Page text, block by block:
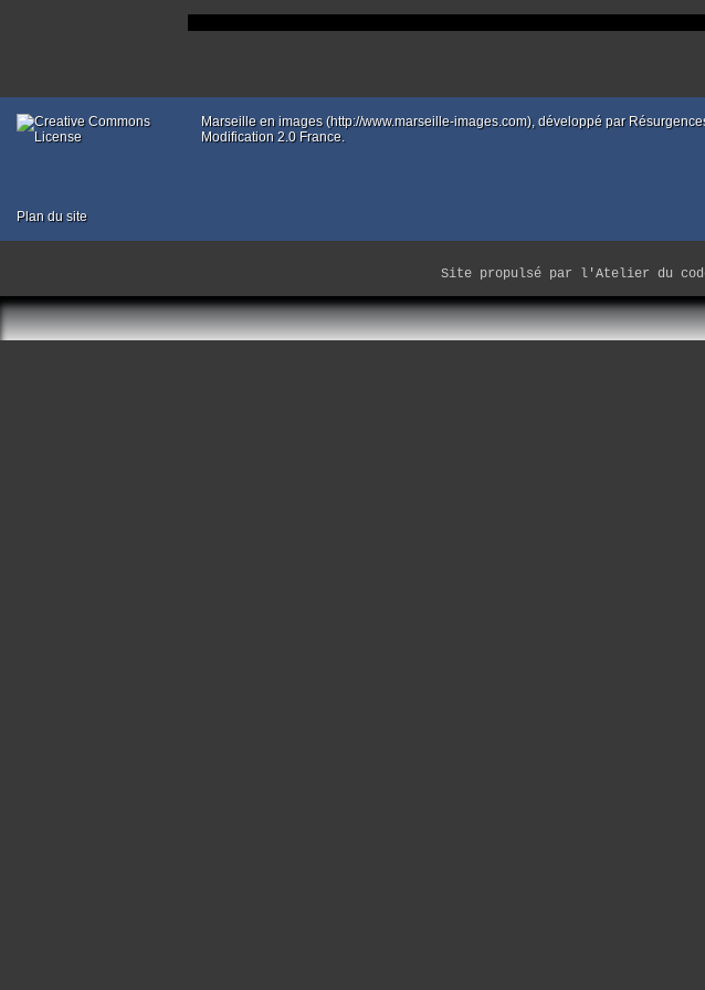
Marseille en images (http://www.marseille-images.com), développé par
Modification 2.0 France.
Plan du site
Site propulsé par l'Atelier du